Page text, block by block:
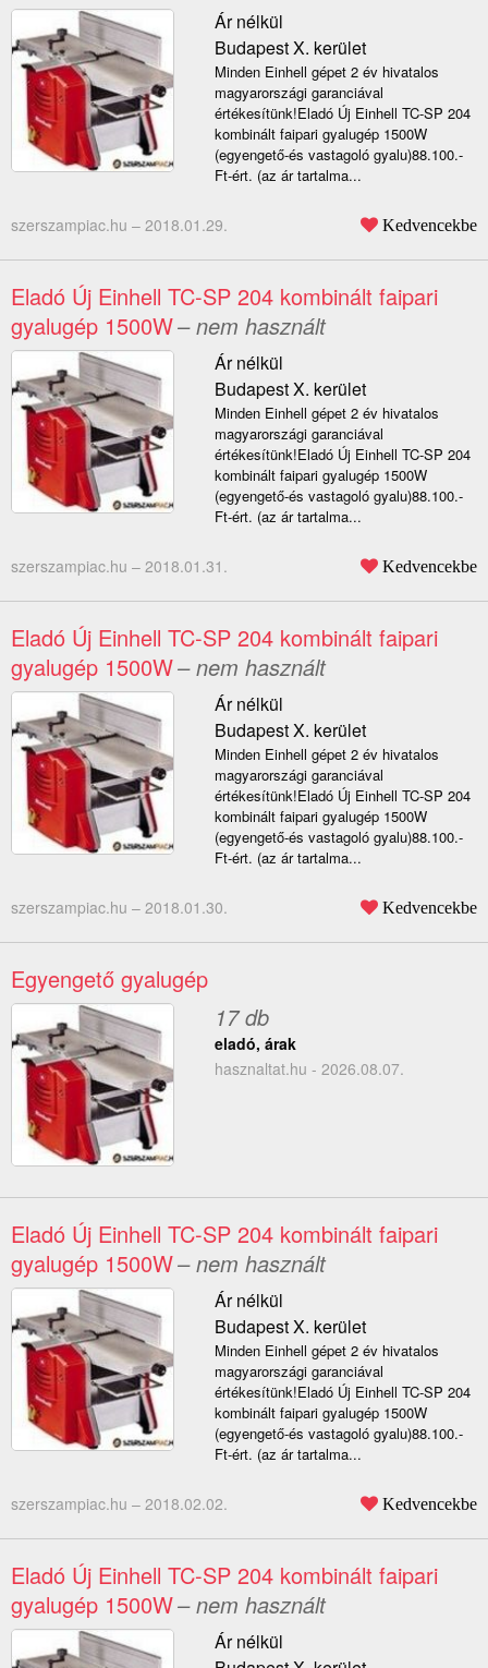
Ár nélkül
Budapest X. kerület
Minden Einhell gépet 2 év hivatalos
magyarországi garanciával
értékesítünk!Eladó Új Einhell TC-SP 204
kombinált faipari gyalugép 1500W
(egyengető-és vastagoló gyalu)88.100.-
Ft-ért. (az ár tartalma...
szerszampiac.hu – 2018.01.29. Kedvencekbe
Eladó Új Einhell TC-SP 204 kombinált faipari
gyalugép 1500W– nem használt
Ár nélkül
Budapest X. kerület
Minden Einhell gépet 2 év hivatalos
magyarországi garanciával
értékesítünk!Eladó Új Einhell TC-SP 204
kombinált faipari gyalugép 1500W
(egyengető-és vastagoló gyalu)88.100.-
Ft-ért. (az ár tartalma...
szerszampiac.hu – 2018.01.31. Kedvencekbe
Eladó Új Einhell TC-SP 204 kombinált faipari
gyalugép 1500W– nem használt
Ár nélkül
Budapest X. kerület
Minden Einhell gépet 2 év hivatalos
magyarországi garanciával
értékesítünk!Eladó Új Einhell TC-SP 204
kombinált faipari gyalugép 1500W
(egyengető-és vastagoló gyalu)88.100.-
Ft-ért. (az ár tartalma...
szerszampiac.hu – 2018.01.30. Kedvencekbe
Egyengető gyalugép
17 db
eladó, árak
hasznaltat.hu - 2026.08.07.
Eladó Új Einhell TC-SP 204 kombinált faipari
gyalugép 1500W– nem használt
Ár nélkül
Budapest X. kerület
Minden Einhell gépet 2 év hivatalos
magyarországi garanciával
értékesítünk!Eladó Új Einhell TC-SP 204
kombinált faipari gyalugép 1500W
(egyengető-és vastagoló gyalu)88.100.-
Ft-ért. (az ár tartalma...
szerszampiac.hu – 2018.02.02. Kedvencekbe
Eladó Új Einhell TC-SP 204 kombinált faipari
gyalugép 1500W– nem használt
Ár nélkül